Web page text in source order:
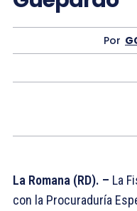
Por
La Romana (RD). – La
con la Procuraduría